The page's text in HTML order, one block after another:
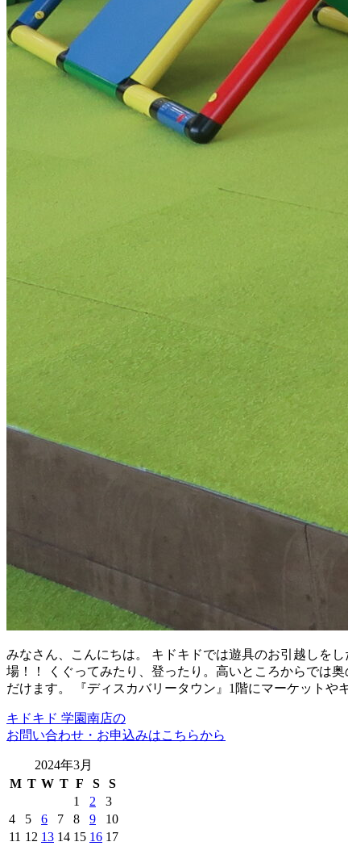
みなさん、こんにちは。 キドキドでは遊具のお引越しを
場！！ くぐってみたり、登ったり。高いところからでは
だけます。 『ディスカバリータウン』1階にマーケット
キドキド 学園南店の
お問い合わせ・お申込みはこちらから
2024年3月
M T W T F S
S
1
2
3
4
5 6 7 8 9
10
11 12 13 14 15 16 17